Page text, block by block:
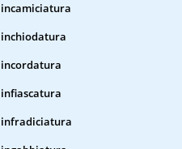
incamiciatura
inchiodatura
incordatura
infiascatura
infradiciatura